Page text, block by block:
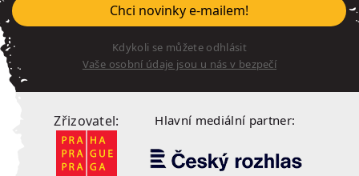
Chci novinky e-mailem!
Kdykoli se můžete odhlásit
Vaše osobní údaje jsou u nás v bezpečí
Zřizovatel: Hlavní mediální partner: